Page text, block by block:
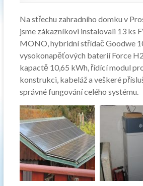
Na střechu zahradního domku v
jsme zákazníkovi instalovali 13 ks
MONO, hybridní střídač Goodwe
vysokonapěťových baterií Force
kapactě 10,65 kWh, řídící modul
konstrukci, kabeláž a veškeré
správné fungování celého systému.